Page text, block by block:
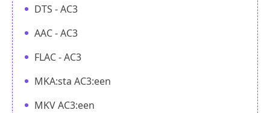
DTS - AC3
AAC - AC3
FLAC - AC3
MKA:sta AC3:een
MKV AC3:een